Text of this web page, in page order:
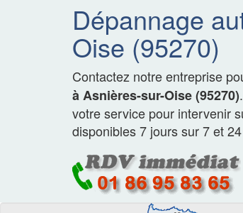
Dépannage
Oise (95270)
Contactez notre entreprise
à Asnières-sur-Oise (95270)
votre service pour intervenir
disponibles 7 jours sur 7 et